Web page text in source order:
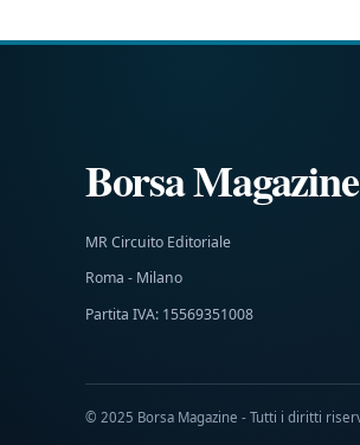
Borsa Magazine
MR Circuito Editoriale
Roma - Milano
Partita IVA: 15569351008
© 2025 Borsa Magazine - Tutti i diritti